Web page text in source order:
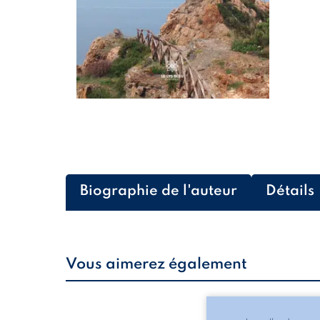
Biographie de l'auteur Détails
Vous aimerez également